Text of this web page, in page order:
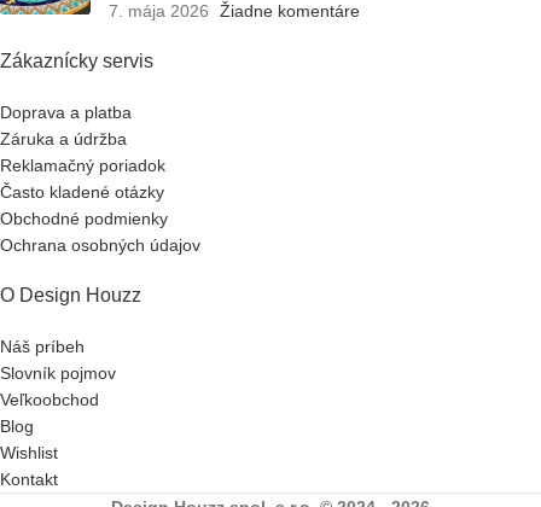
7. mája 2026
Žiadne komentáre
Zákaznícky servis
Doprava a platba
Záruka a údržba
Reklamačný poriadok
Často kladené otázky
Obchodné podmienky
Ochrana osobných údajov
O Design Houzz
Náš príbeh
Slovník pojmov
Veľkoobchod
Blog
Wishlist
Kontakt